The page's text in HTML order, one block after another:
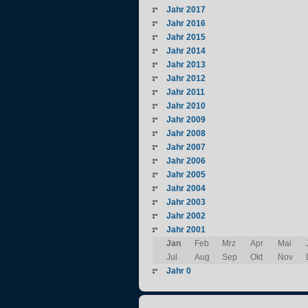
Jahr 2017
Jahr 2016
Jahr 2015
Jahr 2014
Jahr 2013
Jahr 2012
Jahr 2011
Jahr 2010
Jahr 2009
Jahr 2008
Jahr 2007
Jahr 2006
Jahr 2005
Jahr 2004
Jahr 2003
Jahr 2002
Jahr 2001
Jan
Feb Mrz Apr Mai
Jul
Aug Sep Okt Nov
Jahr 0